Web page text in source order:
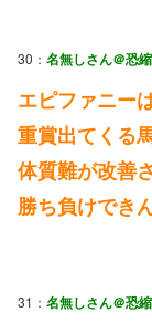
30： 名無しさん＠恐
エピファニー
重賞出てくる
体質難が改善
勝ち負けでき
31： 名無しさん＠恐